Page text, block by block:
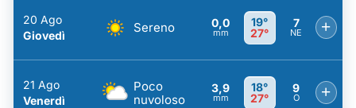
20 Ago
Giovedì
Sereno 0,0
mm
19°
27°
7
NE +
21 Ago
Venerdì
Poco
nuvoloso
3,9
mm
18°
27°
9
O +